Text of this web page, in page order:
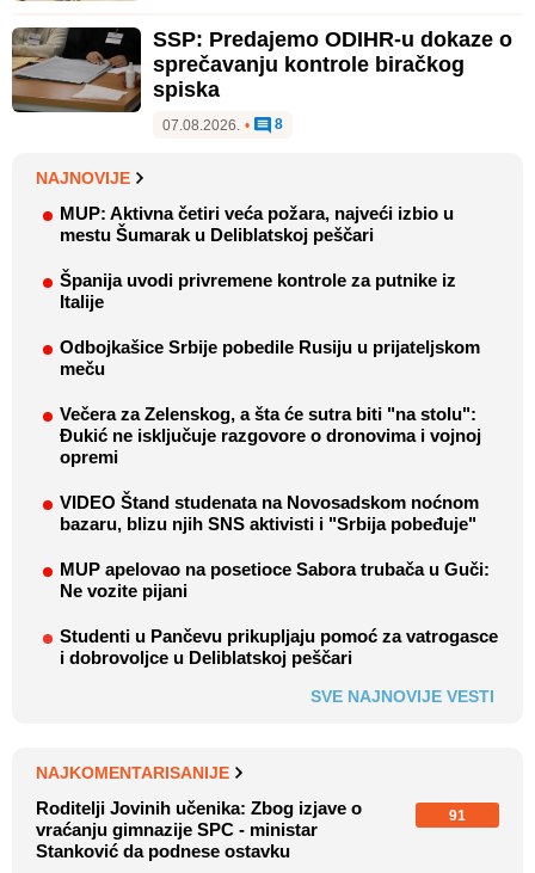
SSP: Predajemo ODIHR-u dokaze o
sprečavanju kontrole biračkog
spiska
07.08.2026. • 8
NAJNOVIJE
MUP: Aktivna četiri veća požara, najveći izbio u
mestu Šumarak u Deliblatskoj peščari
Španija uvodi privremene kontrole za putnike iz
Italije
Odbojkašice Srbije pobedile Rusiju u prijateljskom
meču
Večera za Zelenskog, a šta će sutra biti "na stolu":
Đukić ne isključuje razgovore o dronovima i vojnoj
opremi
VIDEO Štand studenata na Novosadskom noćnom
bazaru, blizu njih SNS aktivisti i "Srbija pobeđuje"
MUP apelovao na posetioce Sabora trubača u Guči:
Ne vozite pijani
Studenti u Pančevu prikupljaju pomoć za vatrogasce
i dobrovoljce u Deliblatskoj peščari
SVE NAJNOVIJE VESTI
NAJKOMENTARISANIJE
Roditelji Jovinih učenika: Zbog izjave o
vraćanju gimnazije SPC - ministar
Stanković da podnese ostavku
91